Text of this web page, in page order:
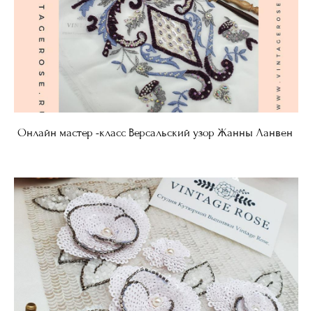
Онлайн мастер -класс Версальский узор Жанны Ланвен